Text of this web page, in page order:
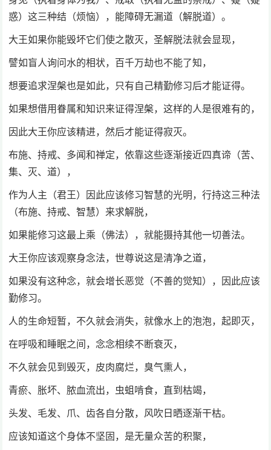
惑）这三种结（烦恼），能障碍无漏道（解脱道）。
大王如果你能毁坏它们使之散灭，圣解脱法就会显现，
譬如盲人询问水的相状，百千万劫也不能了知，
想要追求涅槃也是如此，只有自己精勤修习后才能证得。
如果想借用眷属和知识来证得涅槃，这样的人是很难有的，
因此大王你应该精进，然后才能证得寂灭。
布施、持戒、多闻和禅定，依靠这些逐渐接近四真谛（苦、
集、灭、道），
作为人主（君王）因此应该修习智慧的光明，行持这三种法
（布施、持戒、智慧）来求解脱，
如果能修习这最上乘（佛法），就能摄持其他一切善法。
大王你应该观察身念法，世尊说这是清净之道，
如果没有这种念，就会增长恶觉（不善的觉知），因此应该
勤修习。
人的生命短暂，不久就会消失，就像水上的泡泡，起即灭，
在呼吸和睡眠之间，念念相续不断衰灭，
不久就会见到毁灭，皮肉腐烂，臭气熏人，
青瘀、胀坏、脓血流出，虫蛆啃食，直到枯竭，
头发、毛发、爪、齿各自分散，风吹日晒逐渐干枯。
应该知道这个身体不坚固，是无量众苦的积聚，